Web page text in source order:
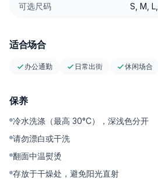
digunakan harian
tetap rapi
Functional Pockets: saku depan dan
Care Note (Raw): minimalkan cuci di
Kenapa Harus Punya
Celana jeans hitam dengan potongan
yang modern, mudah dipadukan untuk
cocok untuk pria maupun wanita yang
loose fit dengan tampilan clean dan
可选尺码 S, M,
适合场合
办公通勤 日常出街 休闲场合
保养
冷水洗涤（最高 30°C），深浅色分开
请勿漂白或干洗
翻面中温熨烫
存放于干燥处，避免阳光直射